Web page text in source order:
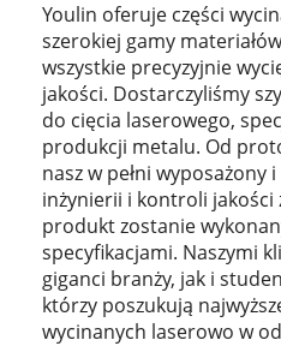
Youlin oferuje części
szerokiej gamy
wszystkie precyzyjnie
jakości. Dostarczyliśmy
do cięcia laserowego,
produkcji metalu. Od
nasz w pełni wyposażony
inżynierii i kontroli jakości
produkt zostanie
specyfikacjami. Naszymi
giganci branży, jak i
którzy poszukują
wycinanych laserowo w